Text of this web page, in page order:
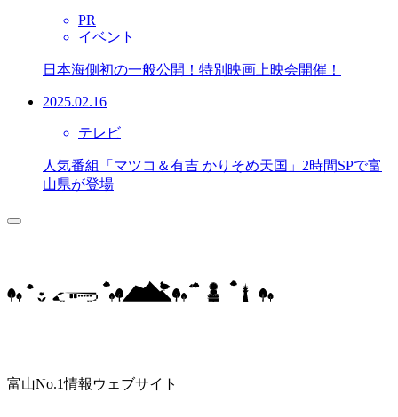
PR
イベント
日本海側初の一般公開！特別映画上映会開催！
2025.02.16
テレビ
人気番組「マツコ＆有吉 かりそめ天国」2時間SPで富
山県が登場
富山No.1情報ウェブサイト